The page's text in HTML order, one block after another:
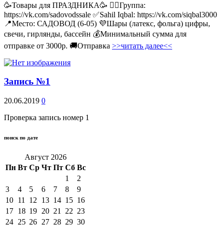
🥳Товары для ПРАЗДНИКА🥳 👉🏻Группа:
https://vk.com/sadovodssale ✅Sahil Iqbal: https://vk.com/siqbal3000
📍Место: САДОВОД (6-05) 💜Шары (латекс, фольга) цифры,
свечи, гирлянды, бассейн 💰Минимальный сумма для
отправке от 3000р. 🚚Отправка >>читать далее<<
Запись №1
20.06.2019 0
Проверка запись номер 1
поиск по дате
Август 2026
Пн Вт Ср Чт Пт Сб Вс
1
2
3
4 5 6 7 8
9
10 11 12 13 14 15 16
17 18 19 20 21 22 23
24 25 26 27 28 29 30